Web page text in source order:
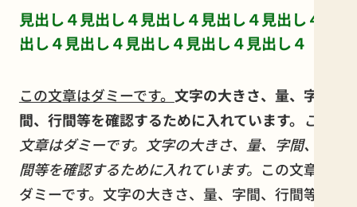
見出し４見出し４見出し４見出し４見出し４見
出し４見出し４見出し４見出し４見出し４
この文章はダミーです。 文字の大きさ、量、字
間、行間等を確認するために入れています。 この
文章はダミーです。文字の大きさ、量、字間、行
間等を確認するために入れています。 この文章は
ダミーです。文字の大きさ、量、字間、行間等を